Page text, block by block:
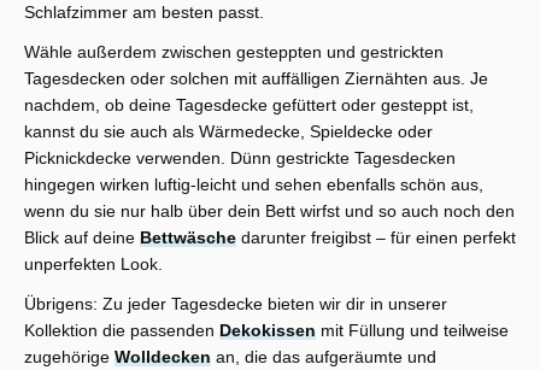
Schlafzimmer am besten passt.
Wähle außerdem zwischen gesteppten und gestrickten
Tagesdecken oder solchen mit auffälligen Ziernähten aus. Je
nachdem, ob deine Tagesdecke gefüttert oder gesteppt ist,
kannst du sie auch als Wärmedecke, Spieldecke oder
Picknickdecke verwenden. Dünn gestrickte Tagesdecken
hingegen wirken luftig-leicht und sehen ebenfalls schön aus,
wenn du sie nur halb über dein Bett wirfst und so auch noch den
Blick auf deine Bettwäsche darunter freigibst – für einen perfekt
unperfekten Look.
Übrigens: Zu jeder Tagesdecke bieten wir dir in unserer
Kollektion die passenden Dekokissen mit Füllung und teilweise
zugehörige Wolldecken an, die das aufgeräumte und